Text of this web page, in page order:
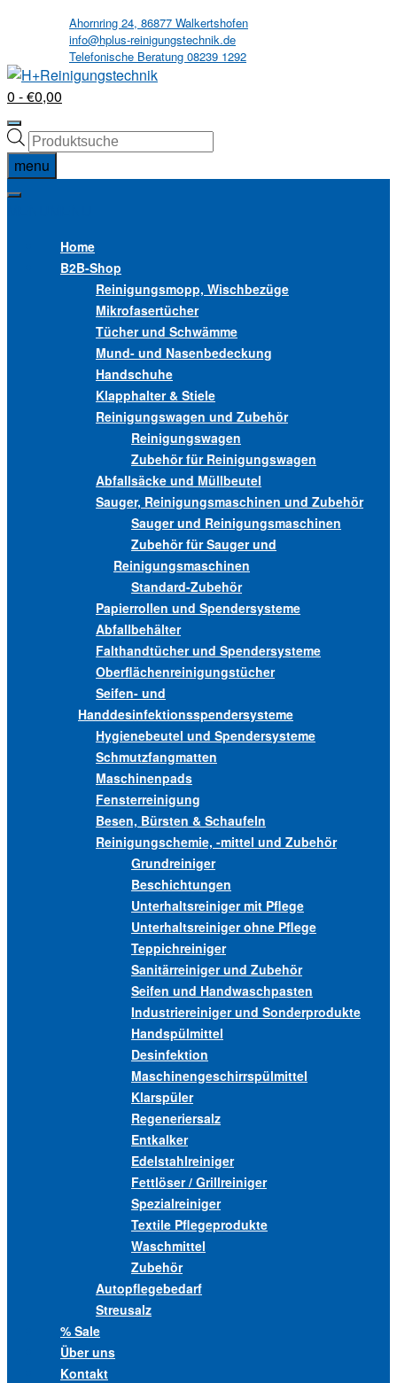
content
Ahornring 24, 86877 Walkertshofen
info@hplus-reinigungstechnik.de
Telefonische Beratung 08239 1292
0 - €0,00
Products
search
menu
Home
B2B-Shop
Reinigungsmopp, Wischbezüge
Mikrofasertücher
Tücher und Schwämme
Mund- und Nasenbedeckung
Handschuhe
Klapphalter & Stiele
Reinigungswagen und Zubehör
Reinigungswagen
Zubehör für Reinigungswagen
Abfallsäcke und Müllbeutel
Sauger, Reinigungsmaschinen und Zubehör
Sauger und Reinigungsmaschinen
Zubehör für Sauger und
Reinigungsmaschinen
Standard-Zubehör
Papierrollen und Spendersysteme
Abfallbehälter
Falthandtücher und Spendersysteme
Oberflächenreinigungstücher
Seifen- und
Handdesinfektionsspendersysteme
Hygienebeutel und Spendersysteme
Schmutzfangmatten
Maschinenpads
Fensterreinigung
Besen, Bürsten & Schaufeln
Reinigungschemie, -mittel und Zubehör
Grundreiniger
Beschichtungen
Unterhaltsreiniger mit Pflege
Unterhaltsreiniger ohne Pflege
Teppichreiniger
Sanitärreiniger und Zubehör
Seifen und Handwaschpasten
Industriereiniger und Sonderprodukte
Handspülmittel
Desinfektion
Maschinengeschirrspülmittel
Klarspüler
Regeneriersalz
Entkalker
Edelstahlreiniger
Fettlöser / Grillreiniger
Spezialreiniger
Textile Pflegeprodukte
Waschmittel
Zubehör
Autopflegebedarf
Streusalz
% Sale
Über uns
Kontakt